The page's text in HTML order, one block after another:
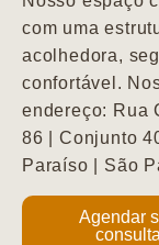
com uma
acolhedora,
confortável.
endereço: Rua
86 | Conjunto
Paraíso | São
Agendar
consulta